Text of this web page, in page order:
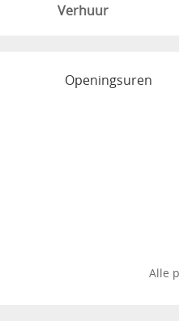
Verhuur
Openingsuren
Alle